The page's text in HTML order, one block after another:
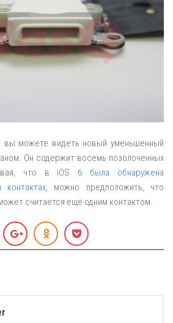
вы можете видеть новый уменьшенный
Он содержит восемь позолоченных
что в iOS 6 была обнаружена
, можно предположить, что
считается ещё одним контактом.